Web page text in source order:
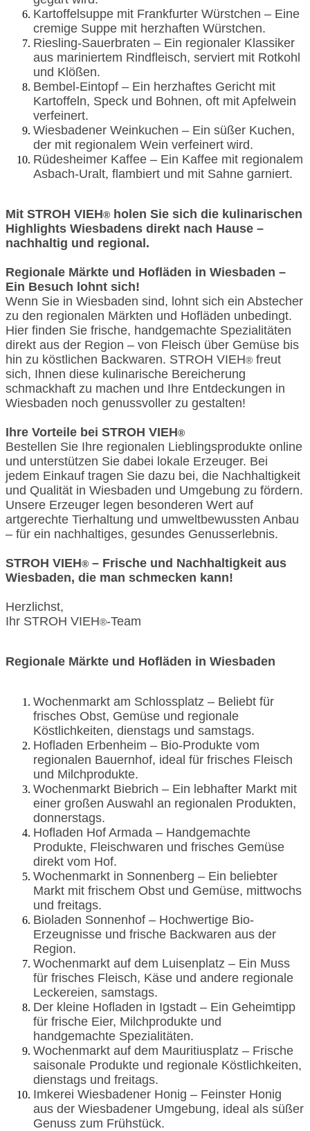
Kartoffelsuppe mit Frankfurter Würstchen – Eine
cremige Suppe mit herzhaften Würstchen.
Riesling-Sauerbraten – Ein regionaler Klassiker
aus mariniertem Rindfleisch, serviert mit Rotkohl
und Klößen.
Bembel-Eintopf – Ein herzhaftes Gericht mit
Kartoffeln, Speck und Bohnen, oft mit Apfelwein
verfeinert.
Wiesbadener Weinkuchen – Ein süßer Kuchen,
der mit regionalem Wein verfeinert wird.
Rüdesheimer Kaffee – Ein Kaffee mit regionalem
Asbach-Uralt, flambiert und mit Sahne garniert.
Mit STROH VIEH® holen Sie sich die kulinarischen
Highlights Wiesbadens direkt nach Hause –
nachhaltig und regional.
Regionale Märkte und Hofläden in Wiesbaden –
Ein Besuch lohnt sich!
Wenn Sie in Wiesbaden sind, lohnt sich ein Abstecher
zu den regionalen Märkten und Hofläden unbedingt.
Hier finden Sie frische, handgemachte Spezialitäten
direkt aus der Region – von Fleisch über Gemüse bis
hin zu köstlichen Backwaren. STROH VIEH® freut
sich, Ihnen diese kulinarische Bereicherung
schmackhaft zu machen und Ihre Entdeckungen in
Wiesbaden noch genussvoller zu gestalten!
Ihre Vorteile bei STROH VIEH®
Bestellen Sie Ihre regionalen Lieblingsprodukte online
und unterstützen Sie dabei lokale Erzeuger. Bei
jedem Einkauf tragen Sie dazu bei, die Nachhaltigkeit
und Qualität in Wiesbaden und Umgebung zu fördern.
Unsere Erzeuger legen besonderen Wert auf
artgerechte Tierhaltung und umweltbewussten Anbau
– für ein nachhaltiges, gesundes Genusserlebnis.
STROH VIEH® – Frische und Nachhaltigkeit aus
Wiesbaden, die man schmecken kann!
Herzlichst,
Ihr STROH VIEH®-Team
Regionale Märkte und Hofläden in Wiesbaden
Wochenmarkt am Schlossplatz – Beliebt für
frisches Obst, Gemüse und regionale
Köstlichkeiten, dienstags und samstags.
Hofladen Erbenheim – Bio-Produkte vom
regionalen Bauernhof, ideal für frisches Fleisch
und Milchprodukte.
Wochenmarkt Biebrich – Ein lebhafter Markt mit
einer großen Auswahl an regionalen Produkten,
donnerstags.
Hofladen Hof Armada – Handgemachte
Produkte, Fleischwaren und frisches Gemüse
direkt vom Hof.
Wochenmarkt in Sonnenberg – Ein beliebter
Markt mit frischem Obst und Gemüse, mittwochs
und freitags.
Bioladen Sonnenhof – Hochwertige Bio-
Erzeugnisse und frische Backwaren aus der
Region.
Wochenmarkt auf dem Luisenplatz – Ein Muss
für frisches Fleisch, Käse und andere regionale
Leckereien, samstags.
Der kleine Hofladen in Igstadt – Ein Geheimtipp
für frische Eier, Milchprodukte und
handgemachte Spezialitäten.
Wochenmarkt auf dem Mauritiusplatz – Frische
saisonale Produkte und regionale Köstlichkeiten,
dienstags und freitags.
Imkerei Wiesbadener Honig – Feinster Honig
aus der Wiesbadener Umgebung, ideal als süßer
Genuss zum Frühstück.